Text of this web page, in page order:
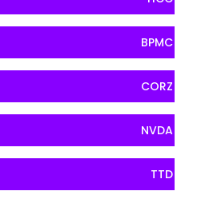
BPMC
CORZ
NVDA
TTD